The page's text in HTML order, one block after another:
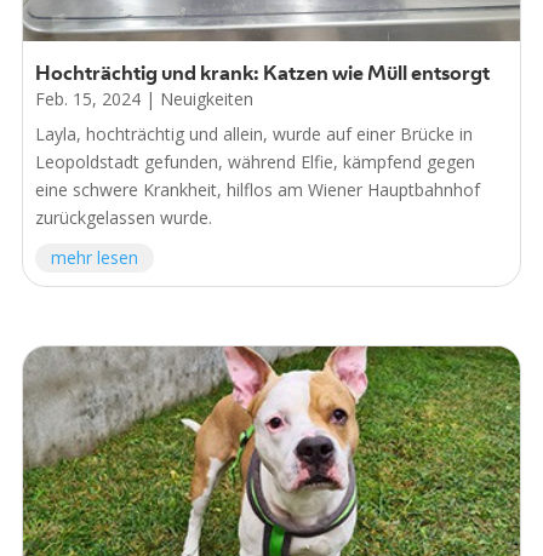
Hochträchtig und krank: Katzen wie Müll entsorgt
Feb. 15, 2024| Neuigkeiten
Layla, hochträchtig und allein, wurde auf einer Brücke in
Leopoldstadt gefunden, während Elfie, kämpfend gegen
eine schwere Krankheit, hilflos am Wiener Hauptbahnhof
zurückgelassen wurde.
mehr lesen